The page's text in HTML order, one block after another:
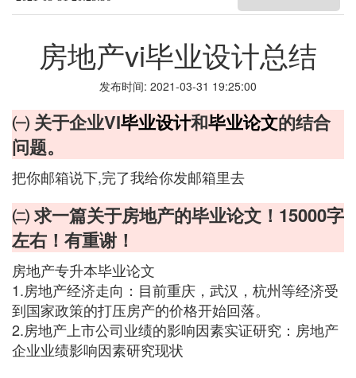
房地产vi毕业设计总结
发布时间: 2021-03-31 19:25:00
㈠ 关于企业VI毕业设计和毕业论文的结合
问题。
把你邮箱说下,完了我给你发邮箱里去
㈡ 求一篇关于房地产的毕业论文！15000字
左右！有重谢！
房地产专升本毕业论文
1.房地产经济走向：目前重庆，武汉，杭州等经济受
到国家政策的打压房产的价格开始回落。
2.房地产上市公司业绩的影响因素实证研究：房地产
企业业绩影响因素研究现状